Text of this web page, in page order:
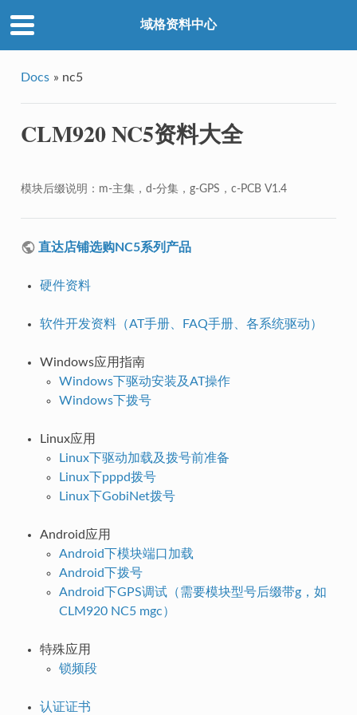
域格资料中心
Docs » nc5
CLM920 NC5资料大全
模块后缀说明：m-主集，d-分集，g-GPS，c-PCB V1.4
直达店铺选购NC5系列产品
硬件资料
软件开发资料（AT手册、FAQ手册、各系统驱动）
Windows应用指南
Windows下驱动安装及AT操作
Windows下拨号
Linux应用
Linux下驱动加载及拨号前准备
Linux下pppd拨号
Linux下GobiNet拨号
Android应用
Android下模块端口加载
Android下拨号
Android下GPS调试（需要模块型号后缀带g，如
CLM920 NC5 mgc）
特殊应用
锁频段
认证证书